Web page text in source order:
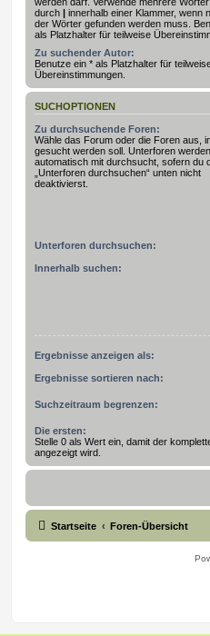
durch | innerhalb einer Klammer, wenn
der Wörter gefunden werden muss.
als Platzhalter für teilweise
Zu suchender Autor:
Benutze ein * als Platzhalter für
Übereinstimmungen.
SUCHOPTIONEN
Zu durchsuchende Foren:
Wähle das Forum oder die Foren aus,
gesucht werden soll. Unterforen werden
automatisch mit durchsucht, sofern du
„Unterforen durchsuchen“ unten nicht
deaktivierst.
Unterforen durchsuchen:
Innerhalb suchen:
Ergebnisse anzeigen als:
Ergebnisse sortieren nach:
Suchzeitraum begrenzen:
Die ersten:
Stelle 0 als Wert ein, damit der
angezeigt wird.
Startseite Foren-Übersicht